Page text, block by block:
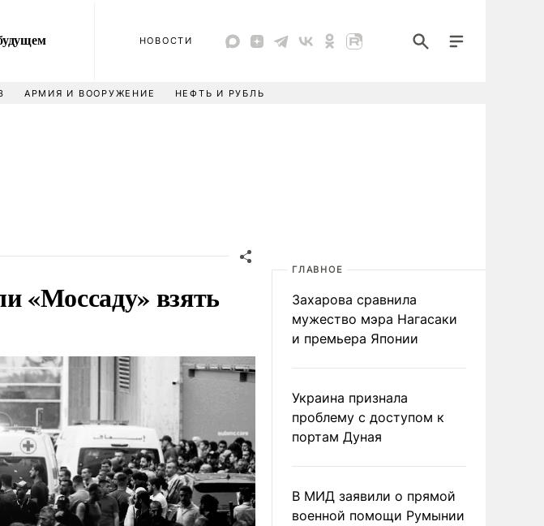
НОВОСТИ
АРМИЯ И ВООРУЖЕНИЕ НЕФТЬ И РУБЛЬ
«Моссаду» взять
ГЛАВНОЕ
Захарова сравнила
мужество мэра Нагасаки
и премьера Японии
Украина признала
проблему с доступом к
портам Дуная
В МИД заявили о прямой
военной помощи Румынии